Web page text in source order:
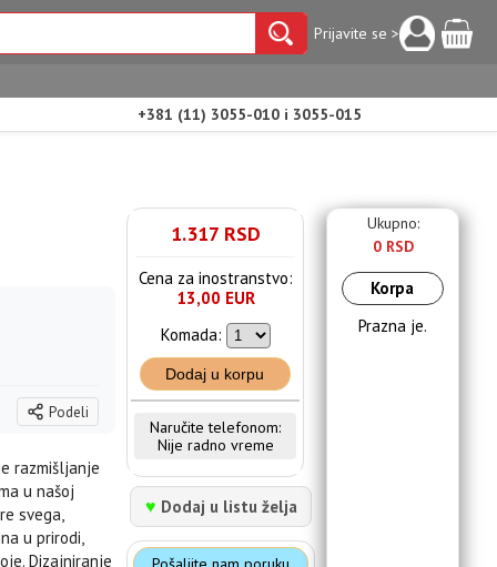
Prijavite se >
+381 (11) 3055-010 i 3055-015
Podeli
razmišljanje
u našoj
svega,
u prirodi,
Dizajniranje
1.317 RSD
Cena za inostranstvo:
13,00 EUR
Komada:
Dodaj u korpu
Naručite telefonom:
Nije radno vreme
♥ Dodaj u listu želja
Ukupno:
0 RSD
Korpa
Prazna je.